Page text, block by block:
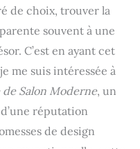
de choix, trouver la
souvent à une
C’est en ayant cet
me suis intéressée à
de Salon Moderne, un
réputation
de design